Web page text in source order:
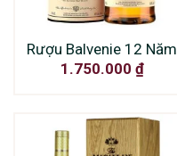
Rượu Balvenie 12 Năm
1.750.000 ₫